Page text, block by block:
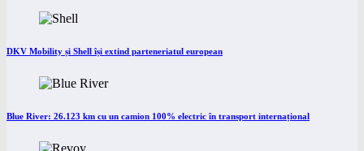
DKV Mobility și Shell își extind parteneriatul european
Blue River: 26.123 km cu un camion 100% electric în transport internațional